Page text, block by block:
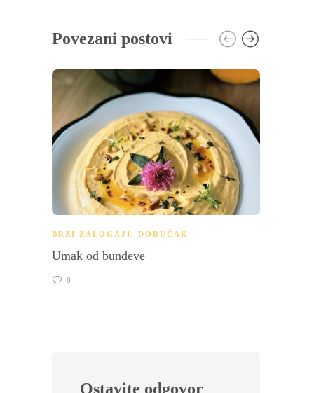
Povezani postovi
BRZI ZALOGAJI, DORUČAK
Umak od bundeve
0
Ostavite odgovor